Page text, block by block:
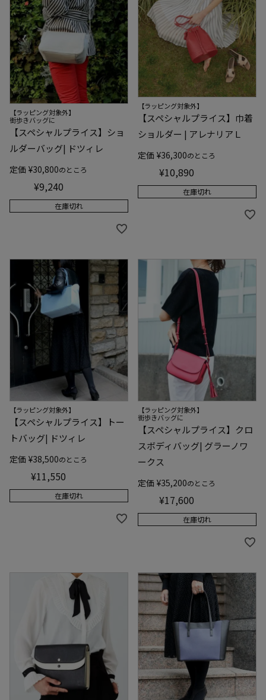
【ラッピング対象外】
街歩きバッグに
【スペシャルプライス】ショ
ルダーバッグ| ドツィレ
定価 ¥30,800のところ
¥9,240
在庫切れ
【ラッピング対象外】
【スペシャルプライス】巾着
ショルダー | アレナリアＬ
定価 ¥36,300のところ
¥10,890
在庫切れ
【ラッピング対象外】
【スペシャルプライス】トー
トバッグ| ドツィレ
定価 ¥38,500のところ
¥11,550
在庫切れ
【ラッピング対象外】
街歩きバッグに
【スペシャルプライス】クロ
スボディバッグ| グラーノワ
ークス
定価 ¥35,200のところ
¥17,600
在庫切れ